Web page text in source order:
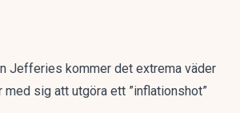
Jefferies kommer det extrema väder
sig att utgöra ett ”inflationshot”